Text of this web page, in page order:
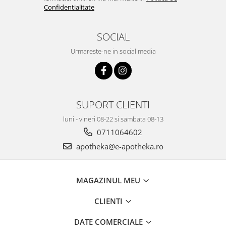
Confidentialitate
SOCIAL
Urmareste-ne in social media
SUPORT CLIENTI
luni - vineri 08-22 si sambata 08-13
0711064602
apotheka@e-apotheka.ro
MAGAZINUL MEU
CLIENTI
DATE COMERCIALE